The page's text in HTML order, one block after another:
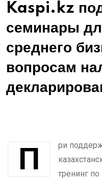
Kaspi.kz
семинары
среднего
вопросам
При поддержке инновационной
тренинг